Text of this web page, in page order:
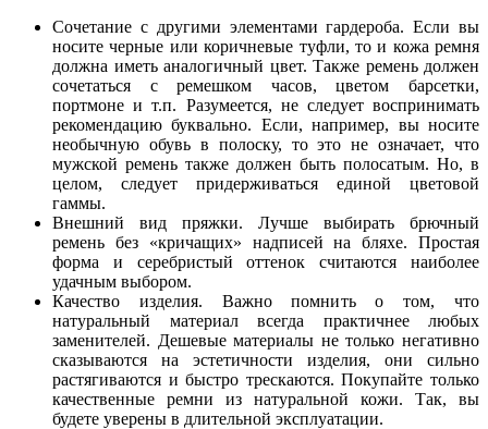
Сочетание с другими элементами гардероба. Если вы
носите черные или коричневые туфли, то и кожа ремня
должна иметь аналогичный цвет. Также ремень должен
сочетаться с ремешком часов, цветом барсетки,
портмоне и т.п. Разумеется, не следует воспринимать
рекомендацию буквально. Если, например, вы носите
необычную обувь в полоску, то это не означает, что
мужской ремень также должен быть полосатым. Но, в
целом, следует придерживаться единой цветовой
гаммы.
Внешний вид пряжки. Лучше выбирать брючный
ремень без «кричащих» надписей на бляхе. Простая
форма и серебристый оттенок считаются наиболее
удачным выбором.
Качество изделия. Важно помнить о том, что
натуральный материал всегда практичнее любых
заменителей. Дешевые материалы не только негативно
сказываются на эстетичности изделия, они сильно
растягиваются и быстро трескаются. Покупайте только
качественные ремни из натуральной кожи. Так, вы
будете уверены в длительной эксплуатации.